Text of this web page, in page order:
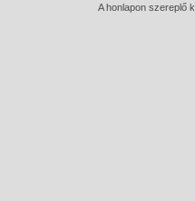
A honlapon szereplő